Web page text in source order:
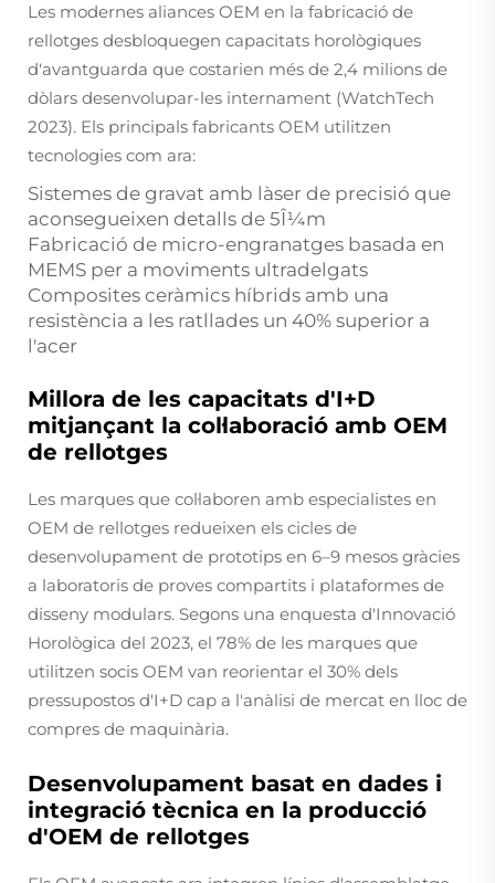
Les modernes aliances OEM en la fabricació de
rellotges desbloquegen capacitats horològiques
d'avantguarda que costarien més de 2,4 milions de
dòlars desenvolupar-les internament (WatchTech
2023). Els principals fabricants OEM utilitzen
tecnologies com ara:
Sistemes de gravat amb làser de precisió que
aconsegueixen detalls de 5Î¼m
Fabricació de micro-engranatges basada en
MEMS per a moviments ultradelgats
Composites ceràmics híbrids amb una
resistència a les ratllades un 40% superior a
l'acer
Millora de les capacitats d'I+D
mitjançant la col·laboració amb OEM
de rellotges
Les marques que col·laboren amb especialistes en
OEM de rellotges redueixen els cicles de
desenvolupament de prototips en 6–9 mesos gràcies
a laboratoris de proves compartits i plataformes de
disseny modulars. Segons una enquesta d'Innovació
Horològica del 2023, el 78% de les marques que
utilitzen socis OEM van reorientar el 30% dels
pressupostos d'I+D cap a l'anàlisi de mercat en lloc de
compres de maquinària.
Desenvolupament basat en dades i
integració tècnica en la producció
d'OEM de rellotges